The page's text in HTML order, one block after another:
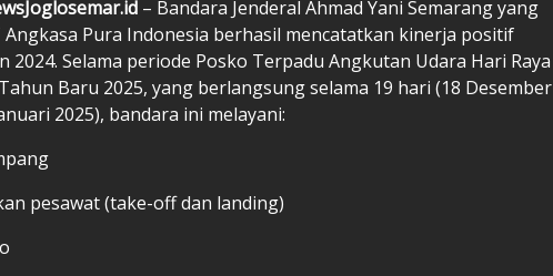
– Bandara Jenderal Ahmad Yani Semarang yang
Angkasa Pura Indonesia berhasil mencatatkan kinerja positif
2024. Selama periode Posko Terpadu Angkutan Udara Hari Raya
Baru 2025, yang berlangsung selama 19 hari (18 Desember
2025), bandara ini melayani:
pesawat (take-off dan landing)